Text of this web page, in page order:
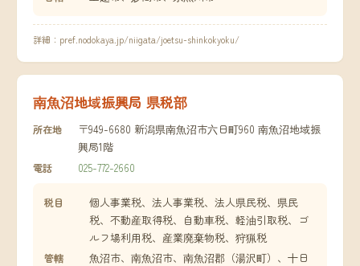
詳細： pref.nodokaya.jp/niigata/joetsu-shinkokyoku/
南魚沼地域振興局 県税部
所在地
〒949-6680 新潟県南魚沼市六日町960 南魚沼地域振
興局1階
電話 025-772-2660
税目
個人事業税、法人事業税、法人県民税、県民
税、不動産取得税、自動車税、軽油引取税、ゴ
ルフ場利用税、産業廃棄物税、狩猟税
管轄
魚沼市、南魚沼市、南魚沼郡（湯沢町）、十日